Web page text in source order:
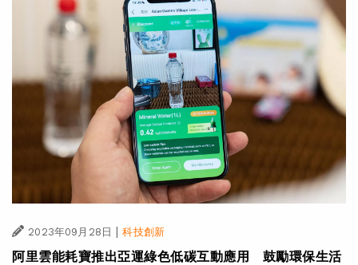
2023年09月28日 | 科技創新
阿里雲能耗寶推出亞運綠色低碳互動應用 鼓勵環保生活